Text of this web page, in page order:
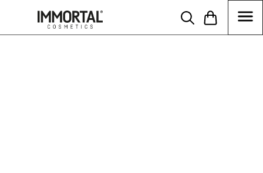
tcart__reDrawCartIcon() { } }) })